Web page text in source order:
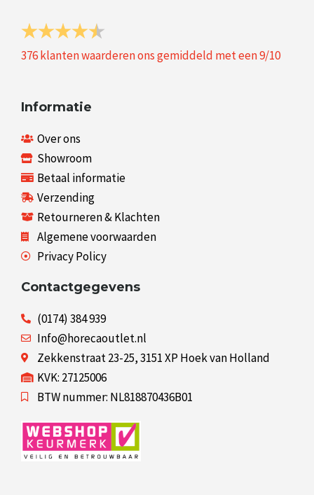
376klanten waarderen ons gemiddeld met een9/10
Informatie
Over ons
Showroom
Betaal informatie
Verzending
Retourneren & Klachten
Algemene voorwaarden
Privacy Policy
Contactgegevens
(0174) 384 939
Info@horecaoutlet.nl
Zekkenstraat 23-25, 3151 XP Hoek van Holland
KVK: 27125006
BTW nummer: NL818870436B01